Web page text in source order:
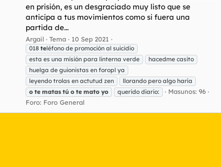
en prisión, es un desgraciado muy listo que se
anticipa a tus movimientos como si fuera una
partida de...
Argail Tema 10 Sep 2021
018 teléfono de promoción al suicidio
esta es una misión para linterna verde
hacedme casito
huelga de guionistas en foropl ya
leyendo trolas en actutud zen
llorando pero algo haría
o te matas tú o te mato yo querido diario:
Masunos: 96
Foro: Foro General